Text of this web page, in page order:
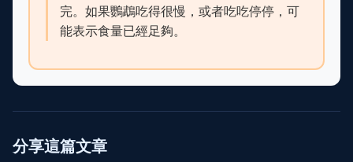
完。如果鸚鵡吃得很慢，或者吃吃停停，可
能表示食量已經足夠。
分享這篇文章